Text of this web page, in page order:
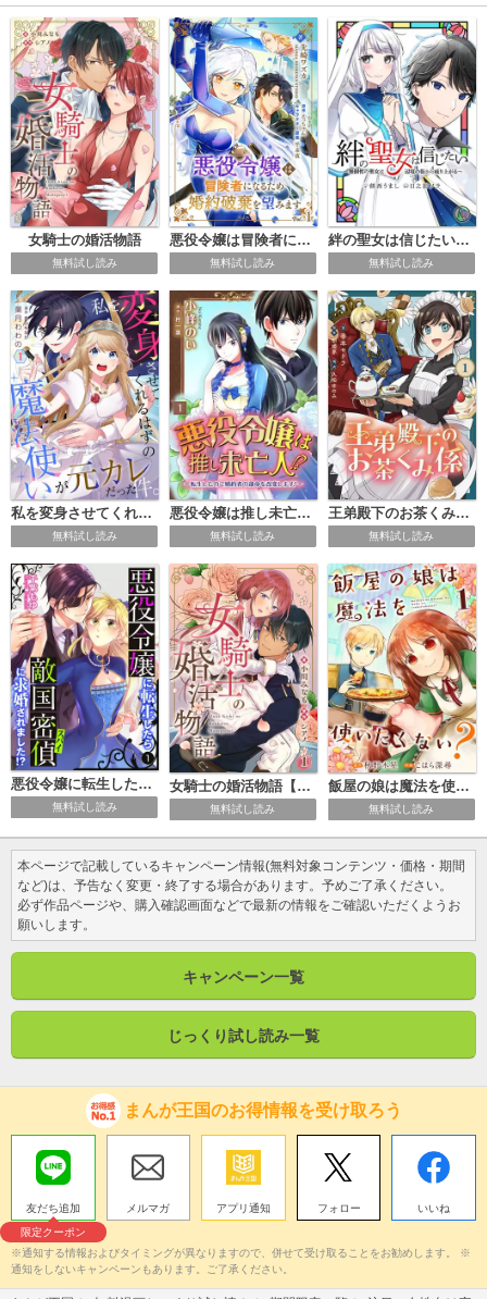
女騎士の婚活物語
無料試し読み
悪役令嬢は冒険者になるため婚約破棄を望みます【単話】
無料試し読み
絆の聖女は信じたい～無個性の聖女は辺境の街から成り上がる～【単話】
無料試し読み
私を変身させてくれるはずの魔法使いが元カレだった件。【単話】
無料試し読み
悪役令嬢は推し未亡人！？～転生したので婚約者の運命を改変します！～【単話】
無料試し読み
王弟殿下のお茶くみ係【単話】
無料試し読み
悪役令嬢に転生したら敵国密偵に求婚されました！？【単話】
無料試し読み
女騎士の婚活物語【単話】
無料試し読み
飯屋の娘は魔法を使いたくない？【単話】
無料試し読み
本ページで記載しているキャンペーン情報(無料対象コンテンツ・価格・期間
など)は、予告なく変更・終了する場合があります。予めご了承ください。
必ず作品ページや、購入確認画面などで最新の情報をご確認いただくようお
願いします。
キャンペーン一覧
じっくり試し読み一覧
まんが王国のお得情報を受け取ろう
友だち追加
限定クーポン
メルマガ アプリ通知 フォロー いいね
※通知する情報およびタイミングが異なりますので、併せて受け取ることをお勧めします。 ※
通知をしないキャンペーンもあります。ご了承ください。